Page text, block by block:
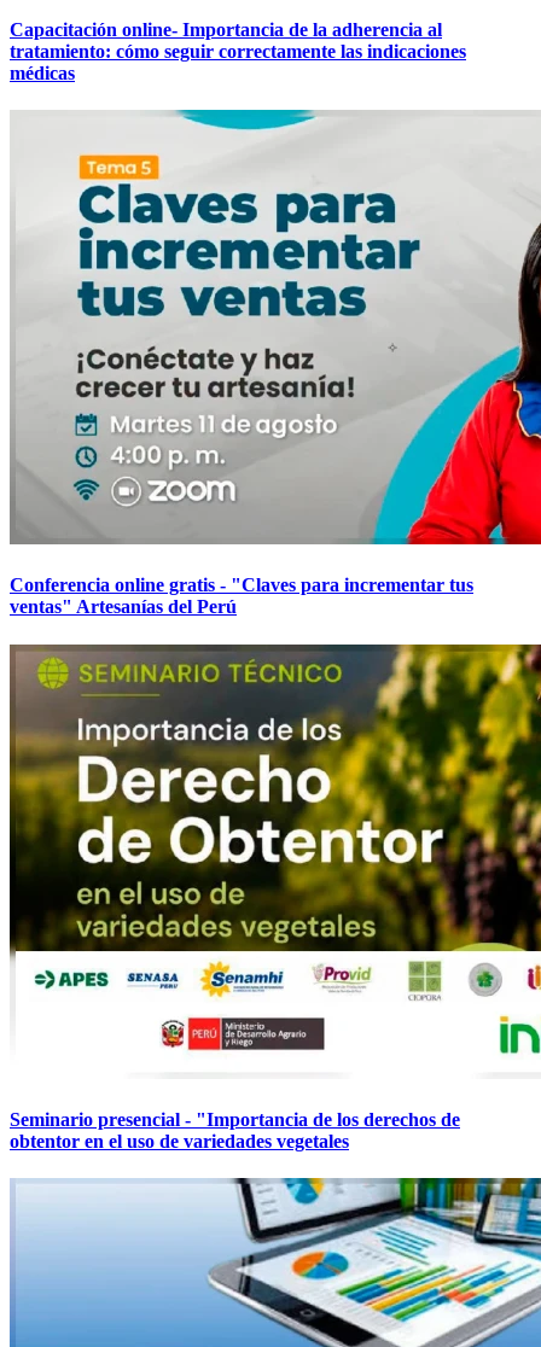
Capacitación online- Importancia de la adherencia al
tratamiento: cómo seguir correctamente las indicaciones
médicas
Conferencia online gratis - "Claves para incrementar tus
ventas" Artesanías del Perú
Seminario presencial - "Importancia de los derechos de
obtentor en el uso de variedades vegetales